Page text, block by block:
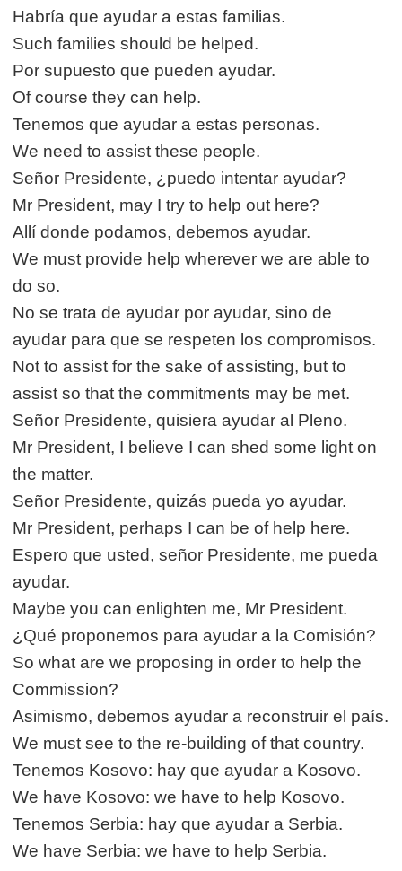
Habría que ayudar a estas familias.
Such families should be helped.
Por supuesto que pueden ayudar.
Of course they can help.
Tenemos que ayudar a estas personas.
We need to assist these people.
Señor Presidente, ¿puedo intentar ayudar?
Mr President, may I try to help out here?
Allí donde podamos, debemos ayudar.
We must provide help wherever we are able to
do so.
No se trata de ayudar por ayudar, sino de
ayudar para que se respeten los compromisos.
Not to assist for the sake of assisting, but to
assist so that the commitments may be met.
Señor Presidente, quisiera ayudar al Pleno.
Mr President, I believe I can shed some light on
the matter.
Señor Presidente, quizás pueda yo ayudar.
Mr President, perhaps I can be of help here.
Espero que usted, señor Presidente, me pueda
ayudar.
Maybe you can enlighten me, Mr President.
¿Qué proponemos para ayudar a la Comisión?
So what are we proposing in order to help the
Commission?
Asimismo, debemos ayudar a reconstruir el país.
We must see to the re-building of that country.
Tenemos Kosovo: hay que ayudar a Kosovo.
We have Kosovo: we have to help Kosovo.
Tenemos Serbia: hay que ayudar a Serbia.
We have Serbia: we have to help Serbia.